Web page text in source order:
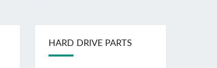
HARD DRIVE PARTS